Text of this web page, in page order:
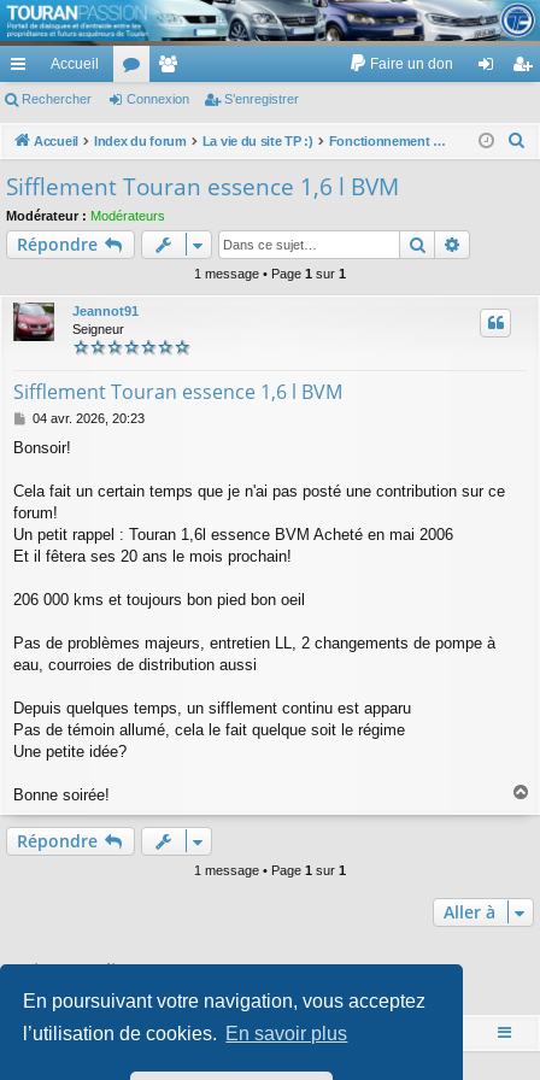
En poursuivant votre navigation, vous acceptez
l’utilisation de cookies. En savoir plus
TouranPassion
Le forum des propriétaires ou futurs acquéreurs du Volkswagen Touran
cc
ès
pi
de
Accueil
or
u
e
m
Faire un don
ne nr
Rechercher Connexion S’enregistrer
Accueil Index du forum La vie du site TP :) Fonctionnement du site : avis, demande, observations, ...
c
Sifflement Touran essence 1,6 l BVM
Modérateur : Modérateurs
Répondre Rechercher
1 message • Page 1 sur 1
Jeannot91
Seigneur
Sifflement Touran essence 1,6 l BVM
M
s
a
g
04 avr. 2026, 20:23
Bonsoir!
Cela fait un certain temps que je n'ai pas posté une contribution sur ce
forum!
Un petit rappel : Touran 1,6l essence BVM Acheté en mai 2006
Et il fêtera ses 20 ans le mois prochain!
206 000 kms et toujours bon pied bon oeil
Pas de problèmes majeurs, entretien LL, 2 changements de pompe à
eau, courroies de distribution aussi
Depuis quelques temps, un sifflement continu est apparu
Pas de témoin allumé, cela le fait quelque soit le régime
Une petite idée?
Bonne soirée!
a
Répondre
1 message • Page 1 sur 1
Aller à
Qui est en ligne
Utilisateurs parcourant ce forum : Aucun utilisateur enregistré et 0 invité
Accueil Index du forum
Développé parphpBB® Forum Software © phpBB Limited